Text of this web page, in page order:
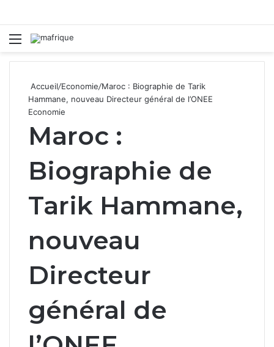
Menu
Accueil/Economie/Maroc : Biographie de Tarik
Hammane, nouveau Directeur général de l’ONEE
Economie
Maroc :
Biographie de
Tarik Hammane,
nouveau
Directeur
général de